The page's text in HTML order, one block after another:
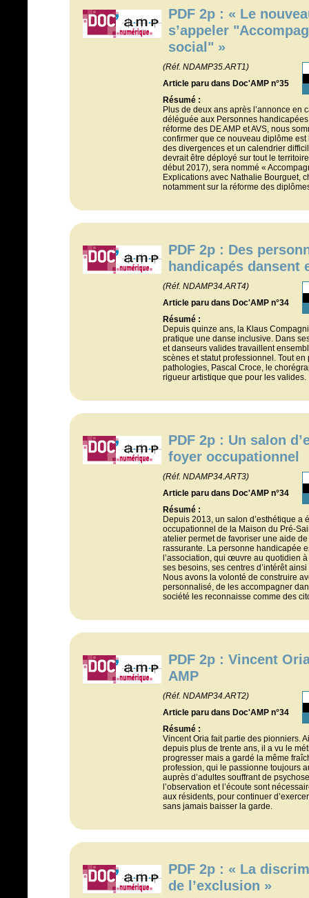
PDF 2p : « Le
s’appeler
social" »
(Réf. NDAMP35.ART1)
Article paru dans Doc'AMP n°35
Résumé :
Plus de deux ans après l’annonce en
déléguée aux Personnes
réforme des DE AMP et AVS, nous
confirmer que ce nouveau diplôme
des divergences et un calendrier
devrait être déployé sur tout le
début 2017), sera nommé «
Explications avec Nathalie Bourguet,
notamment sur la réforme des
PDF 2p : Des
handicapés dansent
(Réf. NDAMP34.ART4)
Article paru dans Doc'AMP n°34
Résumé :
Depuis quinze ans, la Klaus
pratique une danse inclusive. Dans
et danseurs valides travaillent
scènes et statut professionnel. Tout
pathologies, Pascal Croce, le
rigueur artistique que pour les valides.
PDF 2p : Un salon
foyer occupationnel
(Réf. NDAMP34.ART3)
Article paru dans Doc'AMP n°34
Résumé :
Depuis 2013, un salon d’esthétique a
occupationnel de la Maison du Pré-
atelier permet de favoriser une aide
rassurante. La personne handicapée
l’association, qui œuvre au quotidien
ses besoins, ses centres d’intérêt
Nous avons la volonté de construire
personnalisé, de les accompagner
société les reconnaisse comme des
PDF 2p : Vincent
AMP
(Réf. NDAMP34.ART2)
Article paru dans Doc'AMP n°34
Résumé :
Vincent Oria fait partie des pionniers.
depuis plus de trente ans, il a vu le
progresser mais a gardé la même
profession, qui le passionne toujours
auprès d’adultes souffrant de
l’observation et l’écoute sont
aux résidents, pour continuer
sans jamais baisser la garde.
PDF 2p : « La
de l’exclusion »